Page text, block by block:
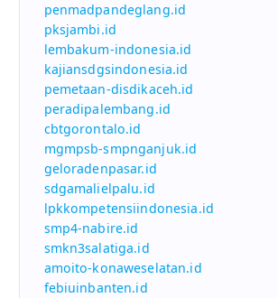
penmadpandeglang.id
pksjambi.id
lembakum-indonesia.id
kajiansdgsindonesia.id
pemetaan-disdikaceh.id
peradipalembang.id
cbtgorontalo.id
mgmpsb-smpnganjuk.id
geloradenpasar.id
sdgamalielpalu.id
lpkkompetensiindonesia.id
smp4-nabire.id
smkn3salatiga.id
amoito-konaweselatan.id
febiuinbanten.id